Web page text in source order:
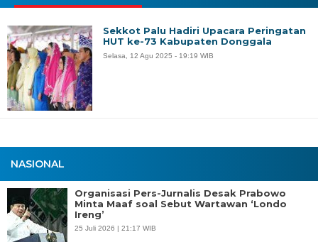
NASIONAL
Organisasi Pers-Jurnalis Desak Prabowo
Minta Maaf soal Sebut Wartawan ‘Londo
Ireng’
25 Juli 2026 | 21:17 WIB
Sekkot Palu Hadiri Upacara Peringatan
HUT ke-73 Kabupaten Donggala
Selasa, 12 Agu 2025 - 19:19 WIB